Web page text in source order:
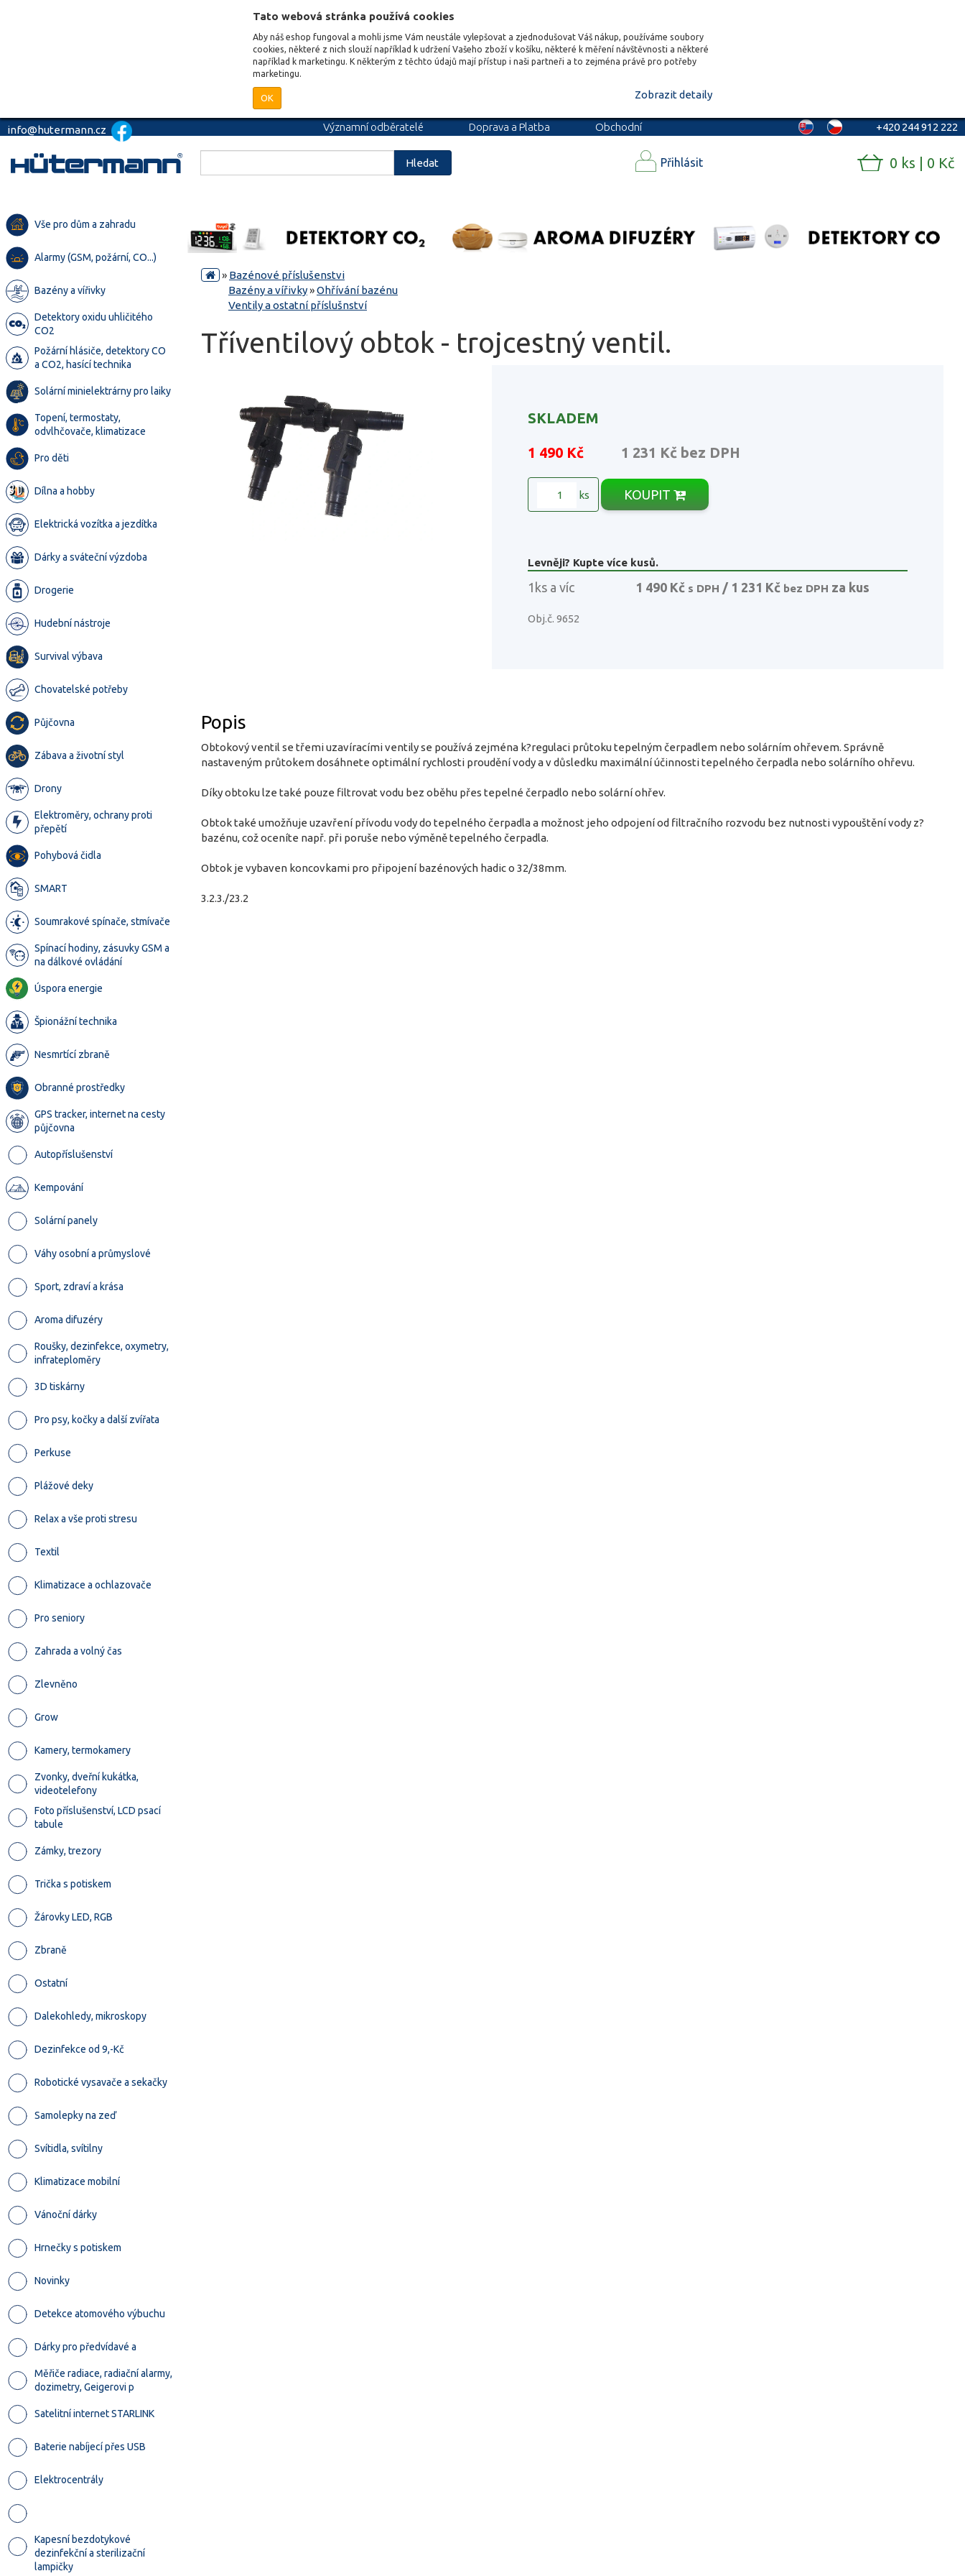
Tato webová stránka používá cookies
Aby náš eshop fungoval a mohli jsme Vám neustále vylepšovat a zjednodušovat Váš nákup, používáme soubory
cookies, některé z nich slouží například k udržení Vašeho zboží v košíku, některé k měření návštěvnosti a některé
například k marketingu. K některým z těchto údajů mají přístup i naši partneři a to zejména právě pro potřeby
marketingu.
OK Zobrazit detaily
info@hutermann.cz Významní odběratelé Doprava a Platba
Obchodní
+420 244 912 222
Hledat Přihlásit 0 ks | 0 Kč
Vše pro dům a zahradu
Alarmy (GSM, požární, CO...)
Bazény a vířivky
Detektory oxidu uhličitého
CO2
Požární hlásiče, detektory CO
a CO2, hasící technika
Solární minielektrárny pro laiky
Topení, termostaty,
odvlhčovače, klimatizace
Pro děti
Dílna a hobby
Elektrická vozítka a jezdítka
Dárky a sváteční výzdoba
Drogerie
Hudební nástroje
Survival výbava
Chovatelské potřeby
Půjčovna
Zábava a životní styl
Drony
Elektroměry, ochrany proti
přepětí
Pohybová čidla
SMART
Soumrakové spínače, stmívače
Spínací hodiny, zásuvky GSM a
na dálkové ovládání
Úspora energie
Špionážní technika
Nesmrtící zbraně
Obranné prostředky
GPS tracker, internet na cesty
půjčovna
Autopříslušenství
Kempování
Solární panely
Váhy osobní a průmyslové
Sport, zdraví a krása
Aroma difuzéry
Roušky, dezinfekce, oxymetry,
infrateploměry
3D tiskárny
Pro psy, kočky a další zvířata
Perkuse
Plážové deky
Relax a vše proti stresu
Textil
Klimatizace a ochlazovače
Pro seniory
Zahrada a volný čas
Zlevněno
Grow
Kamery, termokamery
Zvonky, dveřní kukátka,
videotelefony
Foto příslušenství, LCD psací
tabule
Zámky, trezory
Trička s potiskem
Žárovky LED, RGB
Zbraně
Ostatní
Dalekohledy, mikroskopy
Dezinfekce od 9,-Kč
Robotické vysavače a sekačky
Samolepky na zeď
Svítidla, svítilny
Klimatizace mobilní
Vánoční dárky
Hrnečky s potiskem
Novinky
Detekce atomového výbuchu
Dárky pro předvídavé a
Měřiče radiace, radiační alarmy,
dozimetry, Geigerovi p
Satelitní internet STARLINK
Baterie nabíjecí přes USB
Elektrocentrály
Kapesní bezdotykové
dezinfekční a sterilizační
lampičky
» Bazénové příslušenstvi
Bazény a vířivky»Ohřívání bazénu
Ventily a ostatní příslušnství
Tříventilový obtok - trojcestný ventil.
SKLADEM
1 490 Kč 1 231 Kč bez DPH
ks KOUPIT
Levněji? Kupte více kusů.
1ks a víc 1 490 Kčs DPH / 1 231 Kč bez DPH za kus
Obj.č. 9652
Popis
Obtokový ventil se třemi uzavíracími ventily se používá zejména k?regulaci průtoku tepelným čerpadlem nebo solárním ohřevem. Správně
nastaveným průtokem dosáhnete optimální rychlosti proudění vody a v důsledku maximální účinnosti tepelného čerpadla nebo solárního ohřevu.
Díky obtoku lze také pouze filtrovat vodu bez oběhu přes tepelné čerpadlo nebo solární ohřev.
Obtok také umožňuje uzavření přívodu vody do tepelného čerpadla a možnost jeho odpojení od filtračního rozvodu bez nutnosti vypouštění vody z?
bazénu, což oceníte např. při poruše nebo výměně tepelného čerpadla.
Obtok je vybaven koncovkami pro připojení bazénových hadic o 32/38mm.
3.2.3./23.2